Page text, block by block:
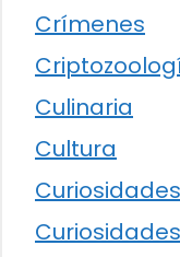
Crímenes
Culinaria
Cultura
Curiosidades